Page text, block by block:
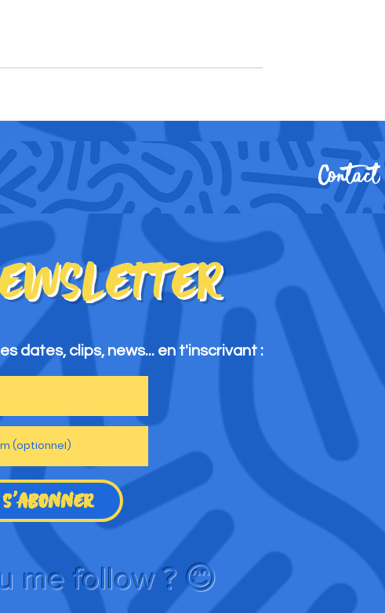
Contact
dates, clips, news... en t'inscrivant :
S'ABONNER
me follow ? 😊